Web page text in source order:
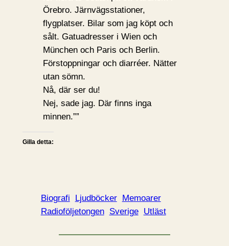
Örebro. Järnvägsstationer,
flygplatser. Bilar som jag köpt och
sålt. Gatuadresser i Wien och
München och Paris och Berlin.
Förstoppningar och diarréer. Nätter
utan sömn.
Nå, där ser du!
Nej, sade jag. Där finns inga
minnen.””
Gilla detta:
Biografi Ljudböcker Memoarer
Radioföljetongen Sverige Utläst